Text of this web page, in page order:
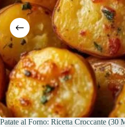
Patate al Forno: Ricetta Croccante (30